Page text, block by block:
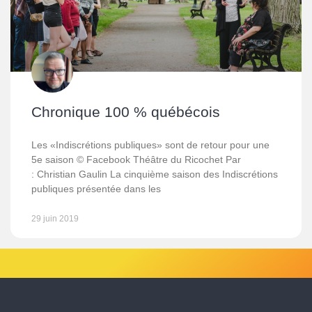
Chronique 100 % québécois
Les «Indiscrétions publiques» sont de retour pour une
5e saison © Facebook Théâtre du Ricochet Par
: Christian Gaulin La cinquième saison des Indiscrétions
publiques présentée dans les
29 juin 2019